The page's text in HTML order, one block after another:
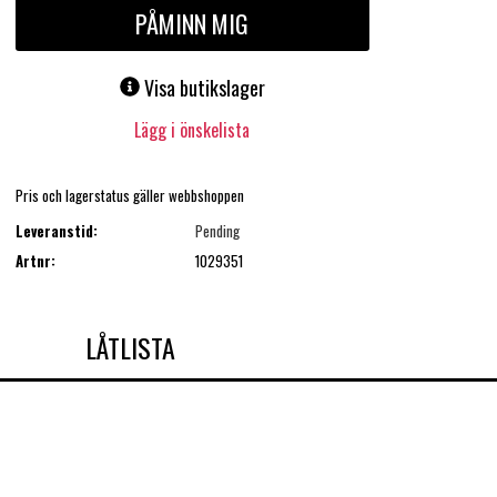
PÅMINN MIG
Visa butikslager
Lägg i önskelista
Pris och lagerstatus gäller webbshoppen
Leveranstid:
Pending
Artnr:
1029351
LÅTLISTA